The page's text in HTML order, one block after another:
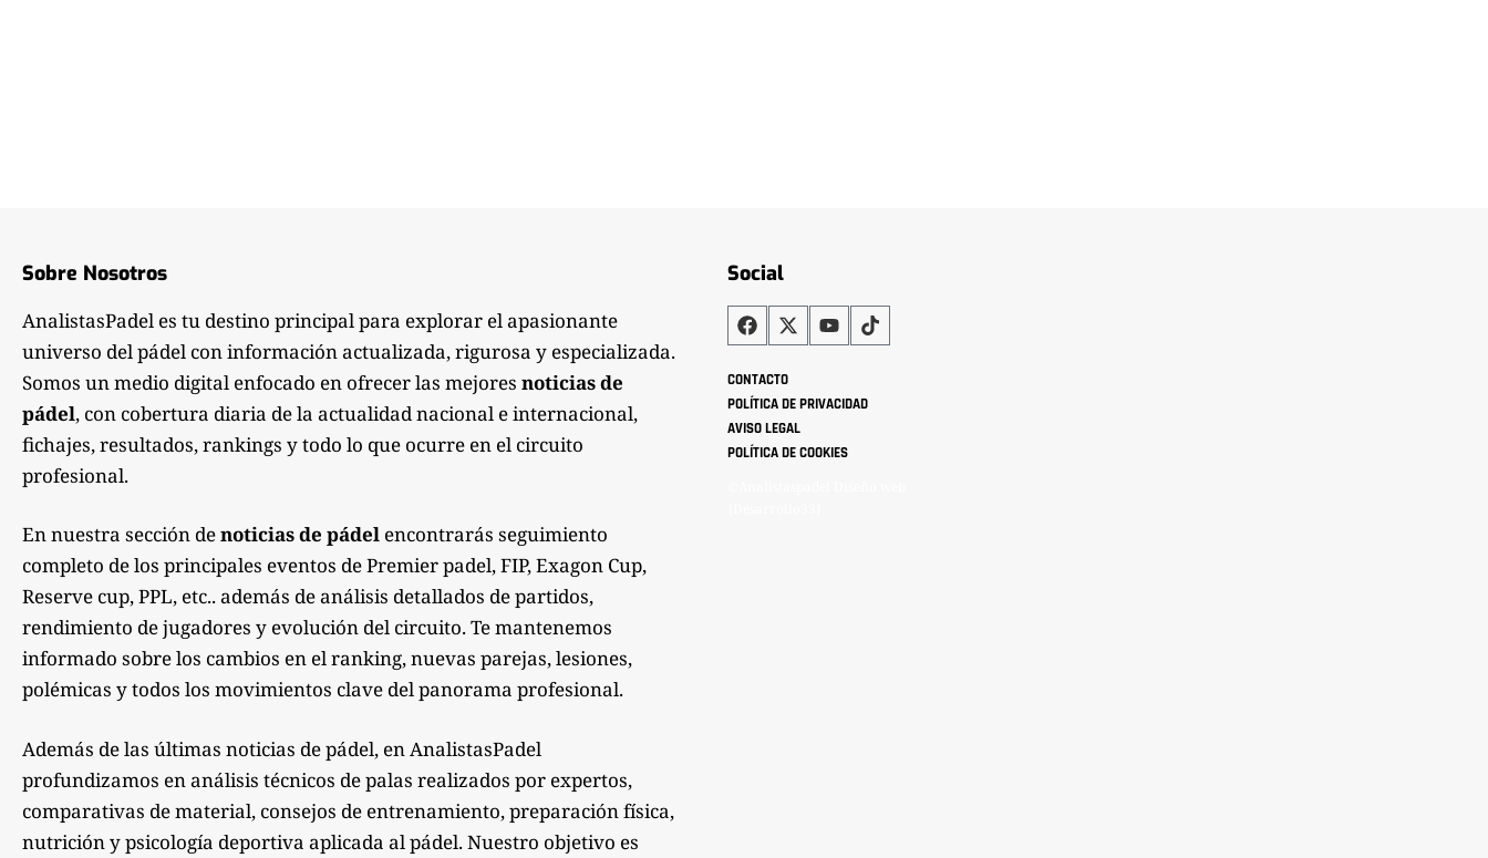
Sobre Nosotros
AnalistasPadel es tu destino principal para explorar el apasionante
universo del pádel con información actualizada, rigurosa y especializada.
Somos un medio digital enfocado en ofrecer las mejores noticias de
pádel, con cobertura diaria de la actualidad nacional e internacional,
fichajes, resultados, rankings y todo lo que ocurre en el circuito
profesional.
En nuestra sección denoticias de pádel encontrarás seguimiento
completo de los principales eventos de Premier padel, FIP, Exagon Cup,
Reserve cup, PPL, etc.. además de análisis detallados de partidos,
rendimiento de jugadores y evolución del circuito. Te mantenemos
informado sobre los cambios en el ranking, nuevas parejas, lesiones,
polémicas y todos los movimientos clave del panorama profesional.
Además de las últimas noticias de pádel, en AnalistasPadel
profundizamos en análisis técnicos de palas realizados por expertos,
comparativas de material, consejos de entrenamiento, preparación física,
nutrición y psicología deportiva aplicada al pádel. Nuestro objetivo es
Social
CONTACTO
POLÍTICA DE PRIVACIDAD
AVISO LEGAL
POLÍTICA DE COOKIES